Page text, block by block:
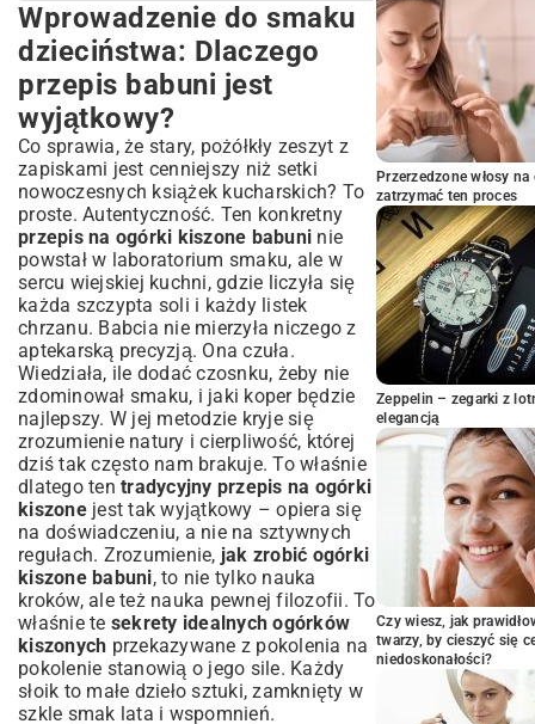
Wprowadzenie do smaku dzieciństwa:
Dlaczego przepis babuni jest
wyjątkowy?
Tradycyjny przepis na ogórki kiszone
babuni – Krok po kroku
Składniki na idealne ogórki kiszone
Przygotowanie ogórków i słoików
Sekretna zalewa babuni – proporcje i
składniki
Proces kiszenia – cierpliwość popłaca!
Małe sekrety wielkiego smaku: Czego
nauczy nas babcia?
Wybór odpowiednich ogórków do kiszenia
Dodatki, które wzbogacają smak (czosnek,
koper, chrzan)
Najczęstsze błędy w kiszeniu i jak ich
unikać
Wariacje na temat ogórków kiszonych:
Odkryj nowe smaki
Ogórki małosolne – szybka alternatywa na
lato
Kiszenie ogórków na sucho – inna metoda
przygotowania
Kiszone ogórki z nutą ostrości lub słodyczy
Jak przechowywać i podawać ogórki
kiszone?
Optymalne warunki przechowywania
kiszonych ogórków
Wprowadzenie do smaku
dzieciństwa: Dlaczego
przepis babuni jest
wyjątkowy?
Co sprawia, że stary, pożółkły zeszyt z
zapiskami jest cenniejszy niż setki
nowoczesnych książek kucharskich? To
proste. Autentyczność. Ten konkretny
przepis na ogórki kiszone babuni nie
powstał w laboratorium smaku, ale w
sercu wiejskiej kuchni, gdzie liczyła się
każda szczypta soli i każdy listek
chrzanu. Babcia nie mierzyła niczego z
aptekarską precyzją. Ona czuła.
Wiedziała, ile dodać czosnku, żeby nie
zdominował smaku, i jaki koper będzie
najlepszy. W jej metodzie kryje się
zrozumienie natury i cierpliwość, której
dziś tak często nam brakuje. To właśnie
dlatego ten tradycyjny przepis na ogórki
kiszonejest tak wyjątkowy – opiera się
na doświadczeniu, a nie na sztywnych
regułach. Zrozumienie, jak zrobić ogórki
kiszone babuni, to nie tylko nauka
kroków, ale też nauka pewnej filozofii. To
właśnie te sekrety idealnych ogórków
kiszonych przekazywane z pokolenia na
pokolenie stanowią o jego sile. Każdy
słoik to małe dzieło sztuki, zamknięty w
szkle smak lata i wspomnień.
Przerzedzone włosy
zatrzymać ten proces
Zeppelin – zegarki z
elegancją
Czy wiesz, jak
twarzy, by cieszyć się
niedoskonałości?